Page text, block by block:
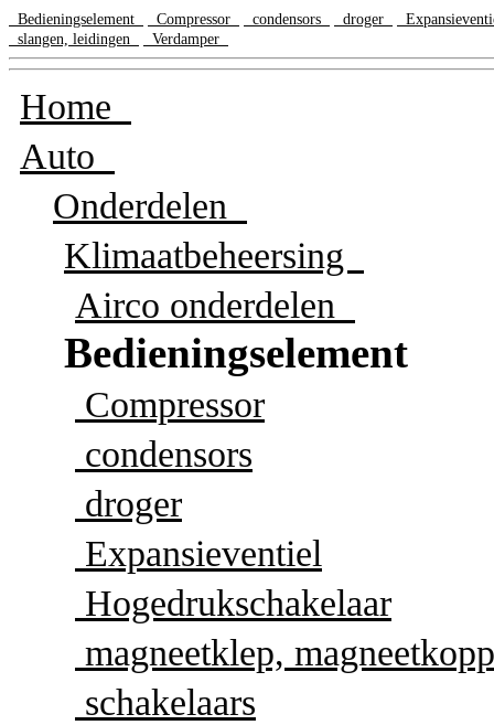
Bedieningselement Compressor condensors droger
slangen, leidingen
Verdamper
Home
Auto
Onderdelen
Klimaatbeheersing
Airco onderdelen
Bedieningselement
Compressor
condensors
droger
Expansieventiel
Hogedrukschakelaar
magneetklep,
schakelaars